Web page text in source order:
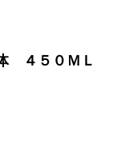
４５０ＭＬ